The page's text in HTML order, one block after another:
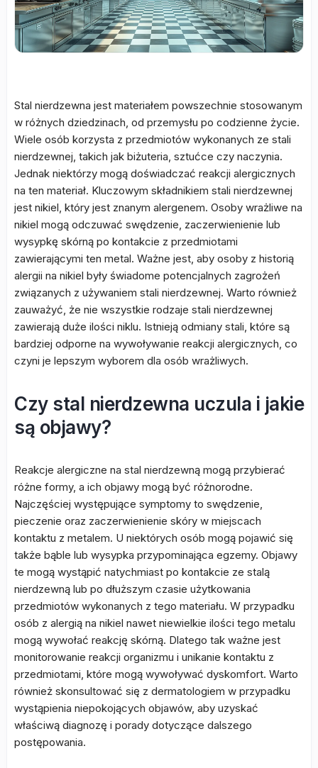
Stal nierdzewna jest materiałem powszechnie stosowanym
w różnych dziedzinach, od przemysłu po codzienne życie.
Wiele osób korzysta z przedmiotów wykonanych ze stali
nierdzewnej, takich jak biżuteria, sztućce czy naczynia.
Jednak niektórzy mogą doświadczać reakcji alergicznych
na ten materiał. Kluczowym składnikiem stali nierdzewnej
jest nikiel, który jest znanym alergenem. Osoby wrażliwe na
nikiel mogą odczuwać swędzenie, zaczerwienienie lub
wysypkę skórną po kontakcie z przedmiotami
zawierającymi ten metal. Ważne jest, aby osoby z historią
alergii na nikiel były świadome potencjalnych zagrożeń
związanych z używaniem stali nierdzewnej. Warto również
zauważyć, że nie wszystkie rodzaje stali nierdzewnej
zawierają duże ilości niklu. Istnieją odmiany stali, które są
bardziej odporne na wywoływanie reakcji alergicznych, co
czyni je lepszym wyborem dla osób wrażliwych.
Czy stal nierdzewna uczula i jakie
są objawy?
Reakcje alergiczne na stal nierdzewną mogą przybierać
różne formy, a ich objawy mogą być różnorodne.
Najczęściej występujące symptomy to swędzenie,
pieczenie oraz zaczerwienienie skóry w miejscach
kontaktu z metalem. U niektórych osób mogą pojawić się
także bąble lub wysypka przypominająca egzemy. Objawy
te mogą wystąpić natychmiast po kontakcie ze stalą
nierdzewną lub po dłuższym czasie użytkowania
przedmiotów wykonanych z tego materiału. W przypadku
osób z alergią na nikiel nawet niewielkie ilości tego metalu
mogą wywołać reakcję skórną. Dlatego tak ważne jest
monitorowanie reakcji organizmu i unikanie kontaktu z
przedmiotami, które mogą wywoływać dyskomfort. Warto
również skonsultować się z dermatologiem w przypadku
wystąpienia niepokojących objawów, aby uzyskać
właściwą diagnozę i porady dotyczące dalszego
postępowania.